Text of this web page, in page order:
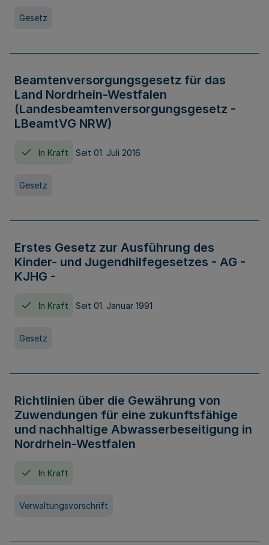
Gesetz
Beamtenversorgungsgesetz für das
Land Nordrhein-Westfalen
(Landesbeamtenversorgungsgesetz -
LBeamtVG NRW)
In Kraft Seit 01. Juli 2016
Gesetz
Erstes Gesetz zur Ausführung des
Kinder- und Jugendhilfegesetzes - AG -
KJHG -
In Kraft Seit 01. Januar 1991
Gesetz
Richtlinien über die Gewährung von
Zuwendungen für eine zukunftsfähige
und nachhaltige Abwasserbeseitigung in
Nordrhein-Westfalen
In Kraft
Verwaltungsvorschrift